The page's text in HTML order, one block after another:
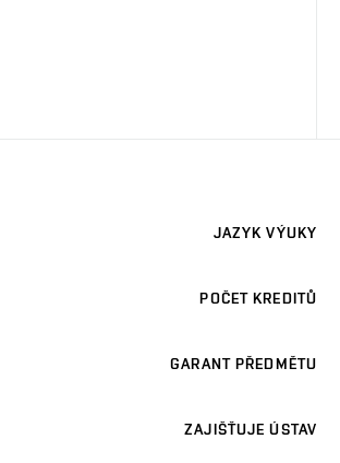
JAZYK VÝUKY
POČET KREDITŮ
GARANT PŘEDMĚTU
ZAJIŠŤUJE ÚSTAV